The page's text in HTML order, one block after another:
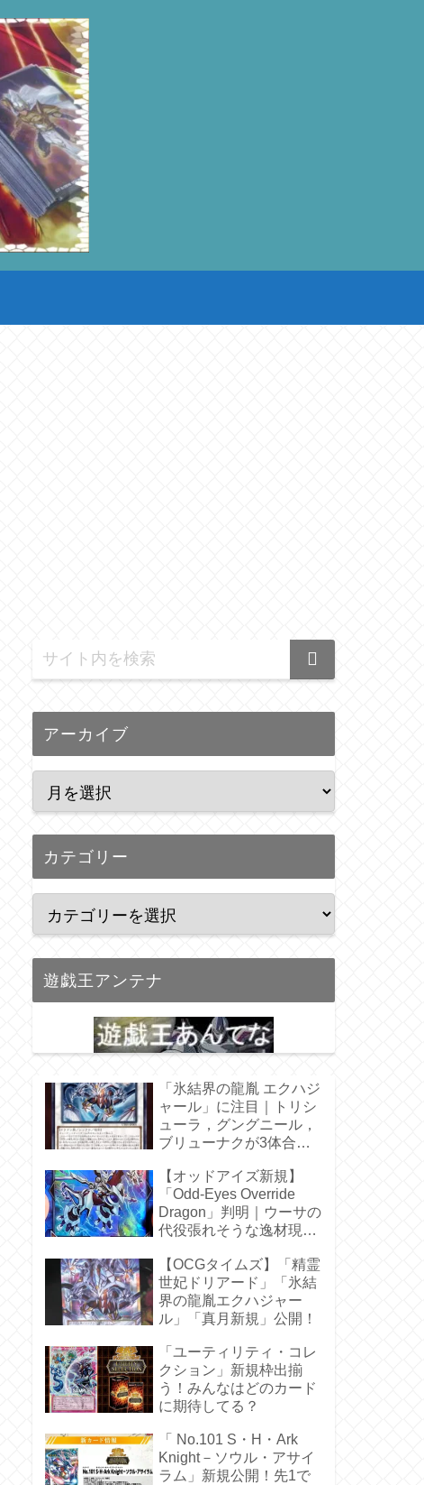
アーカイブ
カテゴリー
遊戯王アンテナ
「氷結界の龍胤 エクハジ
ャール」に注目｜トリシ
ューラ，グングニール，
ブリューナクが3体合
【オッドアイズ新規】
「Odd-Eyes Override
Dragon」判明｜ウーサの
代役張れそうな逸材現
【OCGタイムズ】「精霊
世妃ドリアード」「氷結
界の龍胤エクハジャー
ル」「真月新規」公開！
「ユーティリティ・コレ
クション」新規枠出揃
う！みんなはどのカード
に期待してる？
「 No.101 S・H・Ark
Knight－ソウル・アサイ
ラム」新規公開！先1で